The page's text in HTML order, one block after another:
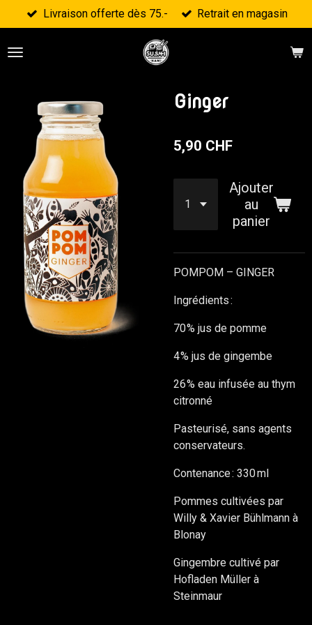
Passer
au
contenu
Livraison offerte dès 75.- Retrait en magasin
Ginger
5,90 CHF
Ajouter
au
panier
POMPOM – GINGER
Ingrédients :
70 % jus de pomme
4 % jus de gingembe
26 % eau infusée au thym
citronné
Pasteurisé, sans agents
conservateurs.
Contenance : 330 ml
Pommes cultivées par
Willy & Xavier Bühlmann à
Blonay
Gingembre cultivé par
Hofladen Müller à
Steinmaur